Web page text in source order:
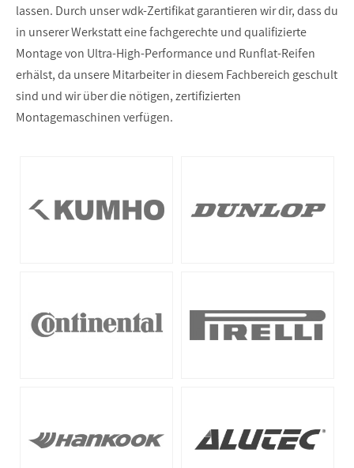
lassen. Durch unser wdk-Zertifikat garantieren wir dir, dass du
in unserer Werkstatt eine fachgerechte und qualifizierte
Montage von Ultra-High-Performance und Runflat-Reifen
erhälst, da unsere Mitarbeiter in diesem Fachbereich geschult
sind und wir über die nötigen, zertifizierten
Montagemaschinen verfügen.